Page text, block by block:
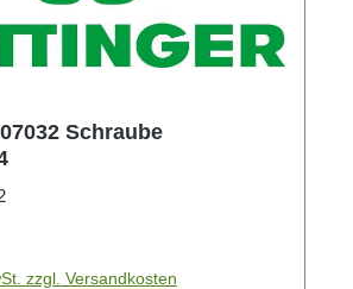
Schraube
zzgl. Versandkosten